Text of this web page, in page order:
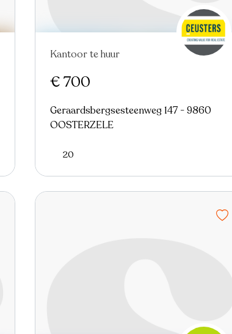
Kantoor te huur
€ 700
Geraardsbergsesteenweg 147 - 9860
OOSTERZELE
20